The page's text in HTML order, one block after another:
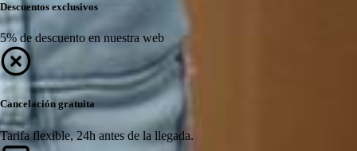
Descuentos exclusivos
5% de descuento en nuestra web
Cancelación gratuita
Tarifa flexible, 24h antes de la llegada.